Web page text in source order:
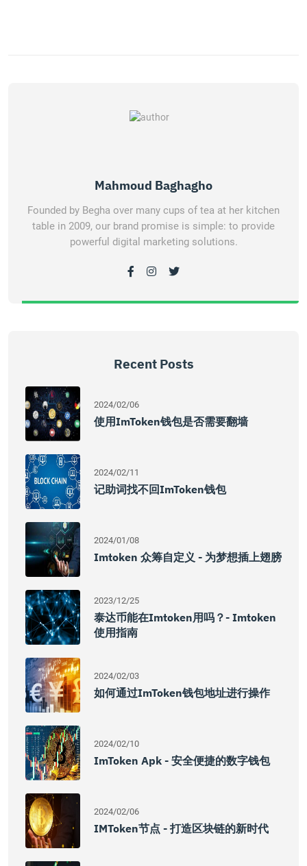
Mahmoud Baghagho
Founded by Begha over many cups of tea at her kitchen
table in 2009, our brand promise is simple: to provide
powerful digital marketing solutions.
Recent Posts
2024/02/06
使用imToken钱包是否需要翻墙
2024/02/11
记助词找不回imToken钱包
2024/01/08
Imtoken 众筹自定义 - 为梦想插上翅膀
2023/12/25
泰达币能在imtoken用吗？- Imtoken
使用指南
2024/02/03
如何通过imToken钱包地址进行操作
2024/02/10
ImToken Apk - 安全便捷的数字钱包
2024/02/06
IMToken节点 - 打造区块链的新时代